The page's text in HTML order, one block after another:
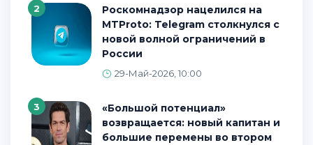
2
Роскомнадзор нацелился на
MTProto: Telegram столкнулся с
новой волной ограничений в
России
29-Май-2026, 10:00
3
«Большой потенциал»
возвращается: новый капитан и
большие перемены во втором